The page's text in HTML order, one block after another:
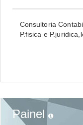
Consultoria
P.fisica e
Painel